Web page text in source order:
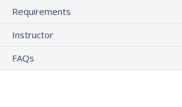
Requirements
Instructor
FAQs